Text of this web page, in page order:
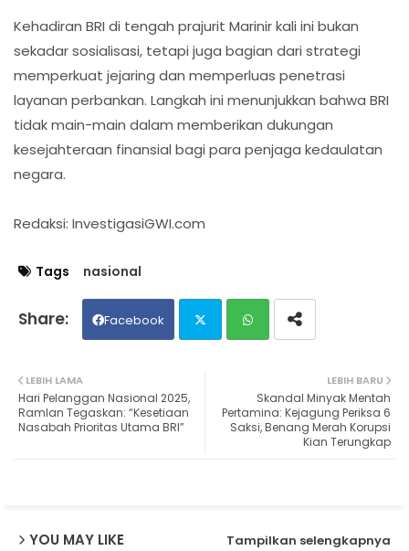
Kehadiran BRI di tengah prajurit Marinir kali ini bukan
sekadar sosialisasi, tetapi juga bagian dari strategi
memperkuat jejaring dan memperluas penetrasi
layanan perbankan. Langkah ini menunjukkan bahwa BRI
tidak main-main dalam memberikan dukungan
kesejahteraan finansial bagi para penjaga kedaulatan
negara.
Redaksi: InvestigasiGWI.com
Tags nasional
Facebook
LEBIH BARU
Skandal Minyak Mentah
Pertamina: Kejagung Periksa 6
Saksi, Benang Merah Korupsi
Kian Terungkap
LEBIH LAMA
Hari Pelanggan Nasional 2025,
Ramlan Tegaskan: “Kesetiaan
Nasabah Prioritas Utama BRI”
YOU MAY LIKE Tampilkan selengkapnya